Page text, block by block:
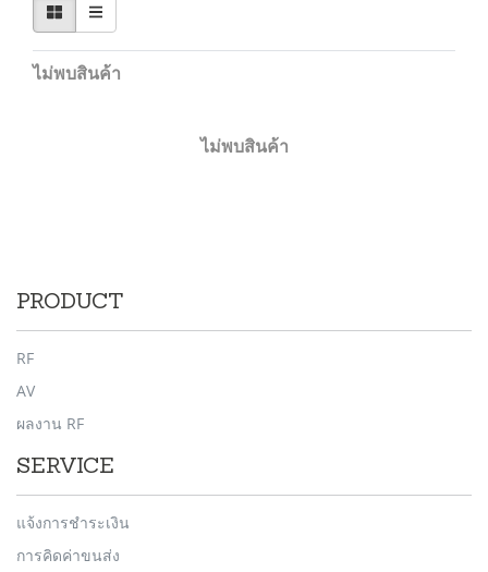
ไม่พบสินค้า
ไม่พบสินค้า
PRODUCT
RF
AV
ผลงาน RF
SERVICE
แจ้งการชำระเงิน
การคิดค่าขนส่ง